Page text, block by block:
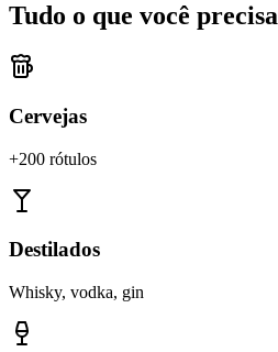
Tudo o que você
Cervejas
+200 rótulos
Destilados
Whisky, vodka, gin